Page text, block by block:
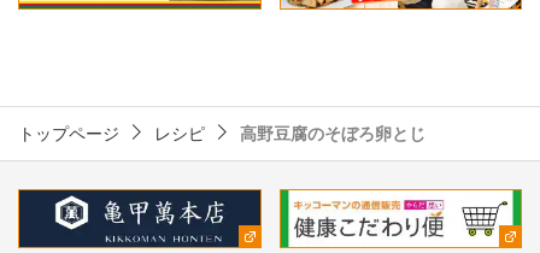
トップページ レシピ 高野豆腐のそぼろ卵とじ